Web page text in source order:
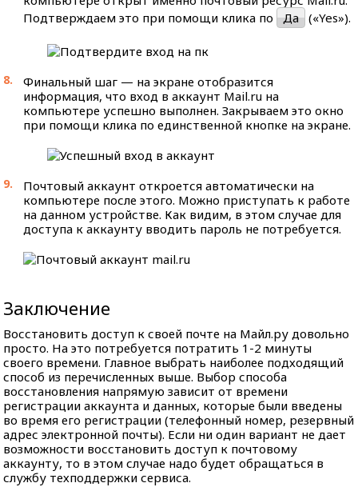
Подтверждаем это при помощи клика по
Да («Yes»).
Финальный шаг — на экране отобразится
информация, что вход в аккаунт Mail.ru на
компьютере успешно выполнен. Закрываем это окно
при помощи клика по единственной кнопке на экране.
Почтовый аккаунт откроется автоматически на
компьютере после этого. Можно приступать к работе
на данном устройстве. Как видим, в этом случае для
доступа к аккаунту вводить пароль не потребуется.
Заключение
Восстановить доступ к своей почте на Майл.ру довольно
просто. На это потребуется потратить 1-2 минуты
своего времени. Главное выбрать наиболее подходящий
способ из перечисленных выше. Выбор способа
восстановления напрямую зависит от времени
регистрации аккаунта и данных, которые были введены
во время его регистрации (телефонный номер, резервный
адрес электронной почты). Если ни один вариант не дает
возможности восстановить доступ к почтовому
аккаунту, то в этом случае надо будет обращаться в
службу техподдержки сервиса.